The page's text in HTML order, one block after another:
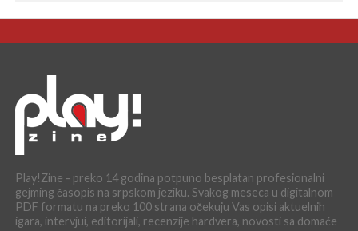
Play!Zine - preko 14 godina potpuno besplatan profesionalni
gejming časopis na srpskom jeziku. Svakog meseca u digitalnom
PDF formatu na preko 100 strana očekuju Vas opisi aktuelnih
igara, intervjui, editorijali, recenzije hardvera, novosti sa domaće